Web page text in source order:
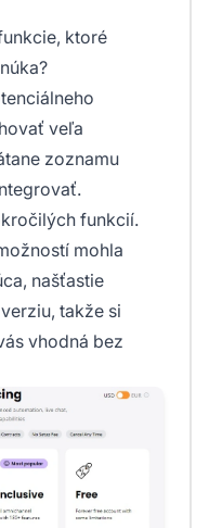
ktoré
veľa
zoznamu
funkcií.
mohla
našťastie
takže si
vhodná bez